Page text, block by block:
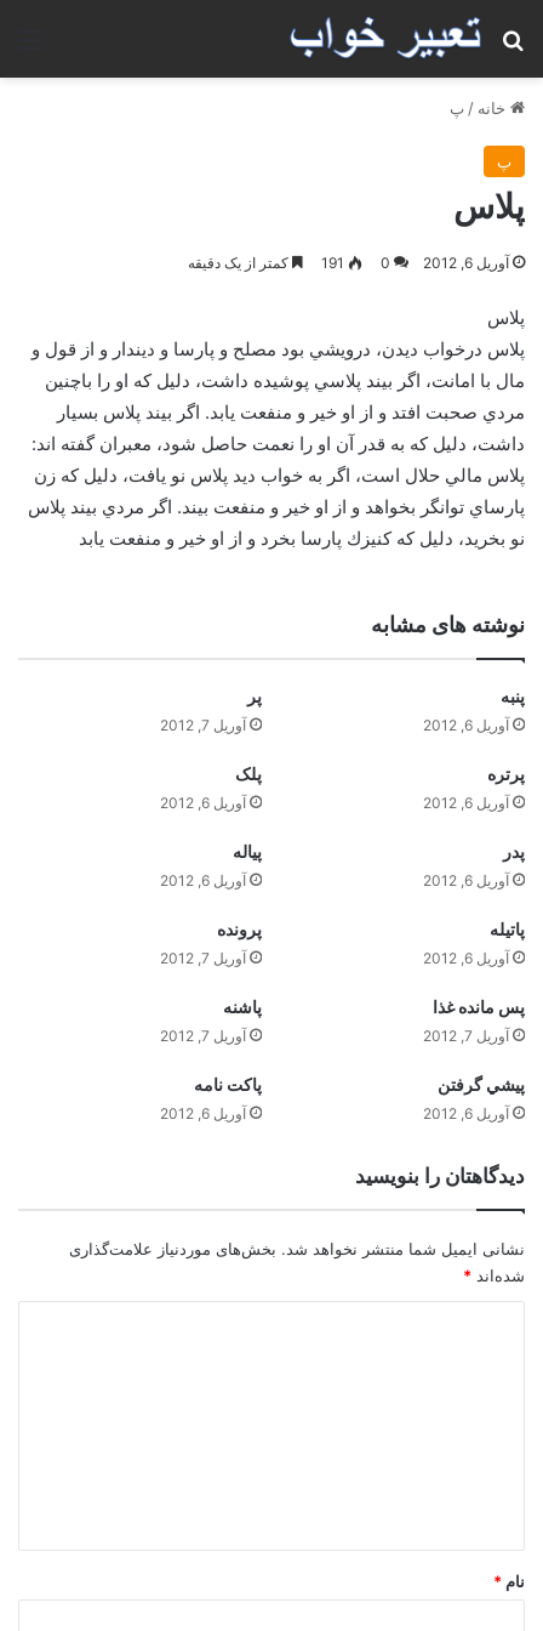
جستجو برای
خانه / پ
پ
پلاس
آوریل 6, 2012 0
191 کمتر از یک دقیقه
پلاس
پلاس درخواب ديدن، درويشي بود مصلح و پارسا و ديندار و از قول و
مال با امانت، اگر بيند پلاسي پوشيده داشت، دليل كه او را باچنين
مردي صحبت افتد و از او خير و منفعت يابد. اگر بيند پلاس بسيار
داشت، دليل كه به قدر آن او را نعمت حاصل شود، معبران گفته اند:
پلاس مالي حلال است، اگر به خواب ديد پلاس نو يافت، دليل كه زن
پارساي توانگر بخواهد و از او خير و منفعت بيند. اگر مردي بيند پلاس
نو بخريد، دليل كه كنيزك پارسا بخرد و از او خير و منفعت يابد
نوشته های مشابه
پنبه
آوریل 6, 2012
پر
آوریل 7, 2012
پرتره
آوریل 6, 2012
پلک
آوریل 6, 2012
پدر
آوریل 6, 2012
پياله
آوریل 6, 2012
پاتيله
آوریل 6, 2012
پرونده
آوریل 7, 2012
پس مانده غذا
آوریل 7, 2012
پاشنه
آوریل 7, 2012
پيشي گرفتن
آوریل 6, 2012
پاکت نامه
آوریل 6, 2012
دیدگاهتان را بنویسید
نشانی ایمیل شما منتشر نخواهد شد. بخش‌های موردنیاز علامت‌گذاری
شده‌اند *
نام *